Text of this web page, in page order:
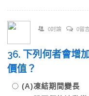
0討論 0留
36. 下列何者會增
價值？
(A)凍結期間變長